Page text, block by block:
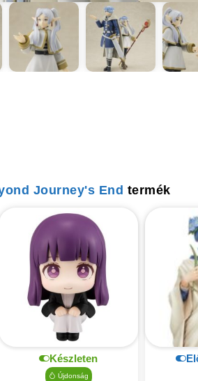
Journey's End termék
Készleten
Újdonság